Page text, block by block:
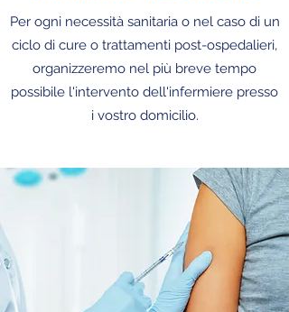
Per ogni necessità sanitaria o nel caso di un
ciclo di cure o trattamenti post-ospedalieri,
organizzeremo nel più breve tempo
possibile l'intervento dell'infermiere presso
i vostro domicilio.